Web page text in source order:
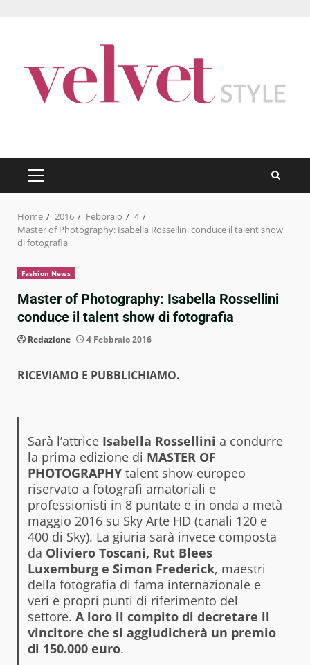
PRIMARY
MENU
Home 2016 Febbraio
4
Master of Photography: Isabella Rossellini conduce il talent show
di fotografia
Fashion News
Master of Photography: Isabella Rossellini
conduce il talent show di fotografia
Redazione 4 Febbraio 2016
RICEVIAMO E PUBBLICHIAMO.
Sarà l’attrice Isabella Rossellini a condurre
la prima edizione di MASTER OF
PHOTOGRAPHYtalent show europeo
riservato a fotografi amatoriali e
professionisti in 8 puntate e in onda a metà
maggio 2016 su Sky Arte HD (canali 120 e
400 di Sky). La giuria sarà invece composta
da Oliviero Toscani, Rut Blees
Luxemburg e Simon Frederick, maestri
della fotografia di fama internazionale e
veri e propri punti di riferimento del
settore. A loro il compito di decretare il
vincitore che si aggiudicherà un premio
di 150.000 euro.